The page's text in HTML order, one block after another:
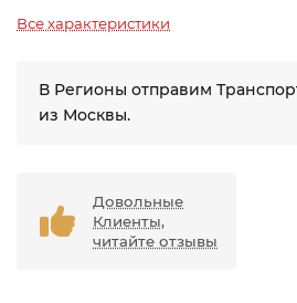
Все характеристики
В Регионы отправим
из Москвы.
Довольные
Клиенты,
читайте отзывы